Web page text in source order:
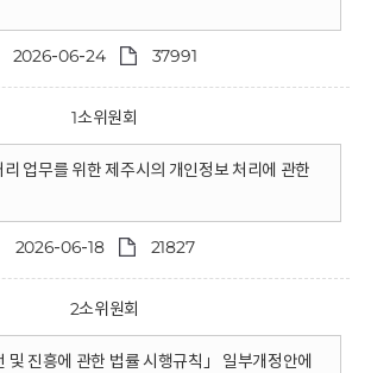
2026-06-24 37991
1소위원회
업무를 위한 제주시의 개인정보 처리에 관한
2026-06-18 21827
2소위원회
및 진흥에 관한 법률 시행규칙」 일부개정안에